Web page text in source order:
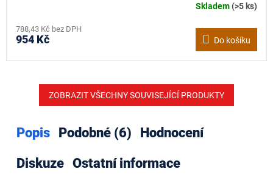
Skladem(>5 ks)
788,43 Kč bez DPH
954 Kč Do košíku
ZOBRAZIT VŠECHNY SOUVISEJÍCÍ PRODUKTY
Popis Podobné (6)
Hodnocení
Diskuze Ostatní informace